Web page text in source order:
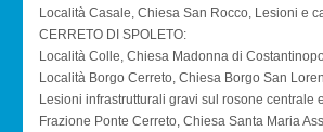
Località Casale, Chiesa San Rocco, Lesioni e
CERRETO DI SPOLETO:
Località Colle, Chiesa Madonna di
Località Borgo Cerreto, Chiesa Borgo San
Lesioni infrastrutturali gravi sul rosone centrale
Frazione Ponte Cerreto, Chiesa Santa Maria